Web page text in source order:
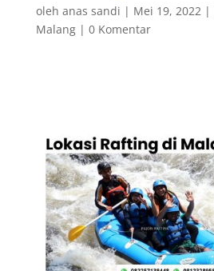
oleh anas sandi | Mei 19, 2022|
Malang| 0 Komentar